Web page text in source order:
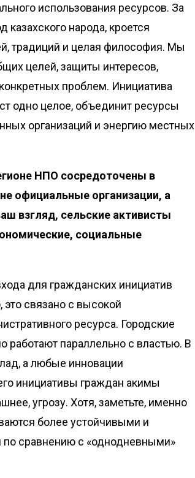
использования ресурсов. За
народа, кроется
традиций и целая философия. Мы
целей, защиты интересов,
проблем. Инициатива
одно целое, объединит ресурсы
организаций и энергию местных
НПО сосредоточены в
официальные организации, а
взгляд, сельские активисты
социальные
для гражданских инициатив
связано с высокой
ресурса. Городские
работают параллельно с властью. В
а любые инновации
инициативы граждан акимы
угрозу. Хотя, заметьте, именно
более устойчивыми и
по сравнению с «однодневными»